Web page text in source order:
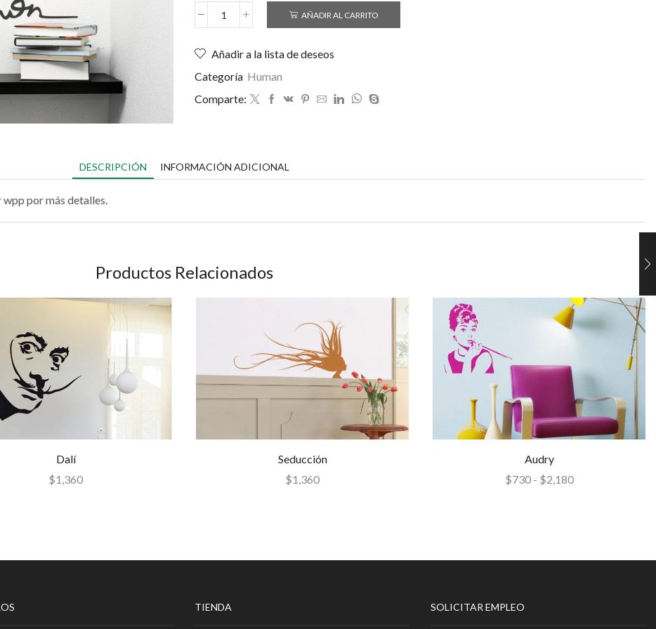
AÑADIR AL CARRITO
Añadir a la lista de deseos
Categoría Human
Comparte:
DESCRIPCIÓN INFORMACIÓN ADICIONAL
wpp por más detalles.
Productos Relacionados
Dalí
$1,360
Seducción
$1,360
Audry
$730 - $2,180
TIENDA SOLICITAR EMPLEO